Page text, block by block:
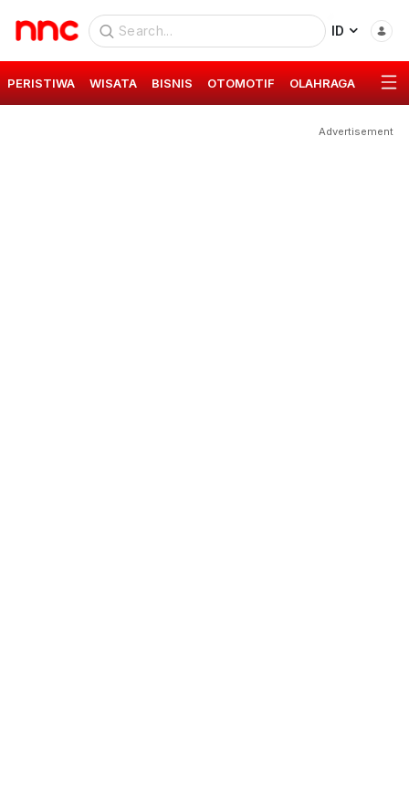
ID
PERISTIWA WISATA BISNIS OTOMOTIF OLAHRAGA GAYA
Advertisement